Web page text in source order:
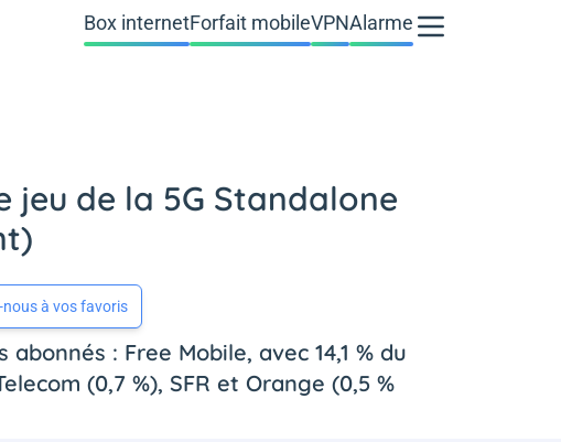
Box internetForfait mobileVPNAlarme
jeu de la 5G Standalone
à vos favoris
: Free Mobile, avec 14,1 % du
(0,7 %), SFR et Orange (0,5 %